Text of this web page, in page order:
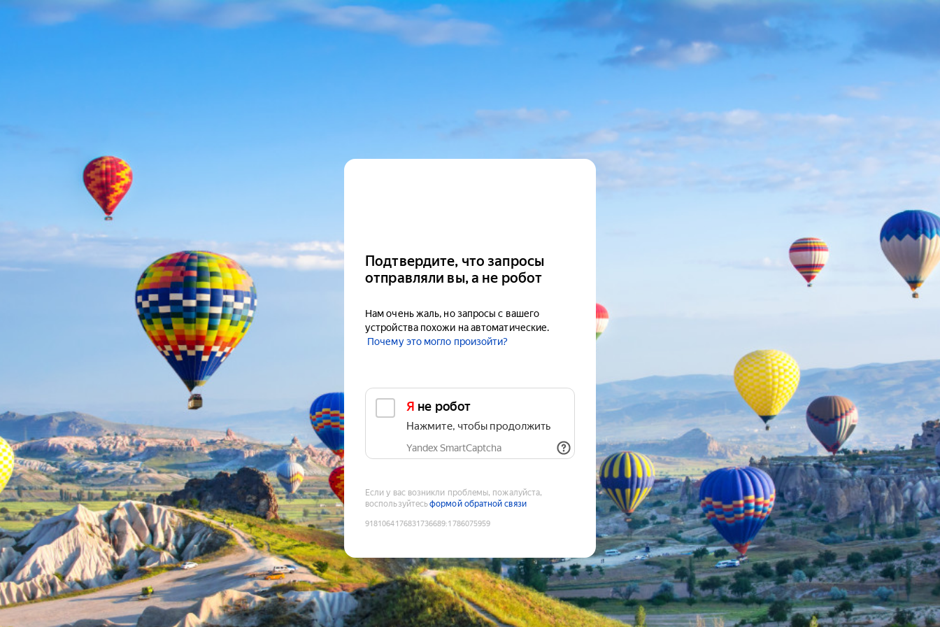
Подтвердите, что запросы
отправляли вы, а не робот
Нам очень жаль, но запросы с вашего
устройства похожи на автоматические.
Почему это могло произойти?
Я не робот
Нажмите, чтобы продолжить
Yandex SmartCaptcha
Если у вас возникли проблемы, пожалуйста,
воспользуйтесьформой обратной связи
9181064176831736689:1786075959